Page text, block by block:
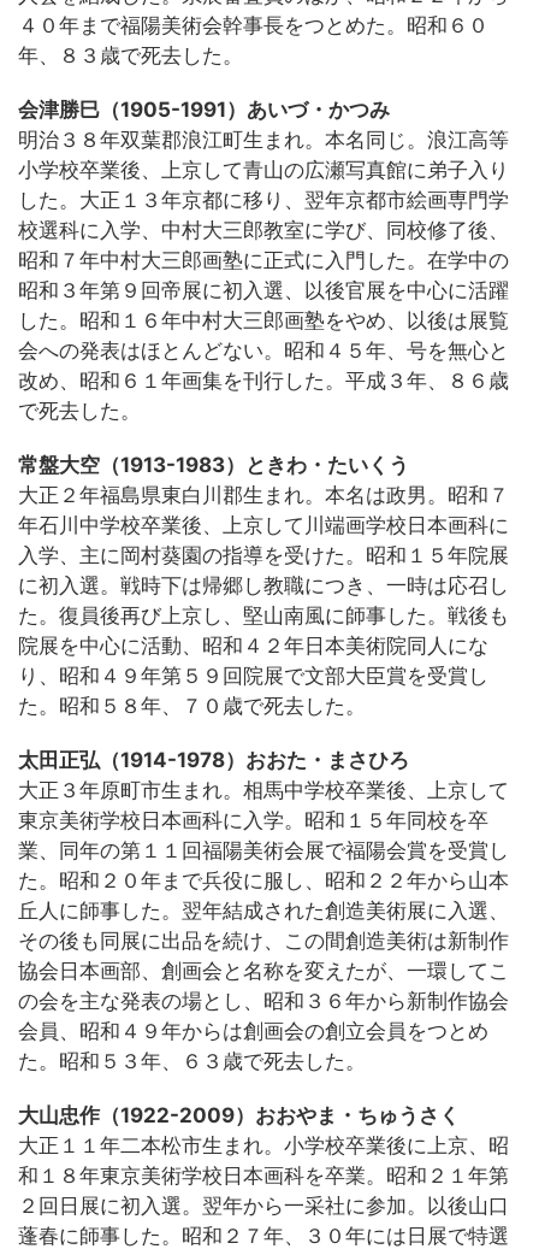
４０年まで福陽美術会幹事長をつとめた。昭和６０
年、８３歳で死去した。
会津勝巳（1905-1991）あいづ・かつみ
明治３８年双葉郡浪江町生まれ。本名同じ。浪江高等
小学校卒業後、上京して青山の広瀬写真館に弟子入り
した。大正１３年京都に移り、翌年京都市絵画専門学
校選科に入学、中村大三郎教室に学び、同校修了後、
昭和７年中村大三郎画塾に正式に入門した。在学中の
昭和３年第９回帝展に初入選、以後官展を中心に活躍
した。昭和１６年中村大三郎画塾をやめ、以後は展覧
会への発表はほとんどない。昭和４５年、号を無心と
改め、昭和６１年画集を刊行した。平成３年、８６歳
で死去した。
常盤大空（1913-1983）ときわ・たいくう
大正２年福島県東白川郡生まれ。本名は政男。昭和７
年石川中学校卒業後、上京して川端画学校日本画科に
入学、主に岡村葵園の指導を受けた。昭和１５年院展
に初入選。戦時下は帰郷し教職につき、一時は応召し
た。復員後再び上京し、堅山南風に師事した。戦後も
院展を中心に活動、昭和４２年日本美術院同人にな
り、昭和４９年第５９回院展で文部大臣賞を受賞し
た。昭和５８年、７０歳で死去した。
太田正弘（1914-1978）おおた・まさひろ
大正３年原町市生まれ。相馬中学校卒業後、上京して
東京美術学校日本画科に入学。昭和１５年同校を卒
業、同年の第１１回福陽美術会展で福陽会賞を受賞し
た。昭和２０年まで兵役に服し、昭和２２年から山本
丘人に師事した。翌年結成された創造美術展に入選、
その後も同展に出品を続け、この間創造美術は新制作
協会日本画部、創画会と名称を変えたが、一環してこ
の会を主な発表の場とし、昭和３６年から新制作協会
会員、昭和４９年からは創画会の創立会員をつとめ
た。昭和５３年、６３歳で死去した。
大山忠作（1922-2009）おおやま・ちゅうさく
大正１１年二本松市生まれ。小学校卒業後に上京、昭
和１８年東京美術学校日本画科を卒業。昭和２１年第
２回日展に初入選。翌年から一采社に参加。以後山口
蓬春に師事した。昭和２７年、３０年には日展で特選